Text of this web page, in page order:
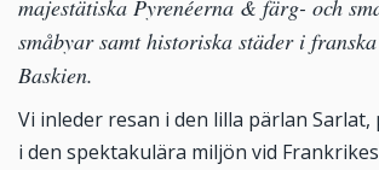
majestätiska Pyrenéerna & färg- och
småbyar samt historiska städer i
Baskien.
Vi inleder resan i den lilla pärlan
i den spektakulära miljön vid